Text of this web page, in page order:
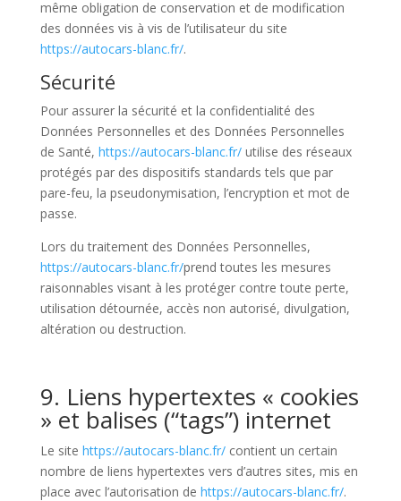
même obligation de conservation et de modification
des données vis à vis de l’utilisateur du site
https://autocars-blanc.fr/.
Sécurité
Pour assurer la sécurité et la confidentialité des
Données Personnelles et des Données Personnelles
de Santé, https://autocars-blanc.fr/utilise des réseaux
protégés par des dispositifs standards tels que par
pare-feu, la pseudonymisation, l’encryption et mot de
passe.
Lors du traitement des Données Personnelles,
https://autocars-blanc.fr/prend toutes les mesures
raisonnables visant à les protéger contre toute perte,
utilisation détournée, accès non autorisé, divulgation,
altération ou destruction.
9. Liens hypertextes « cookies
» et balises (“tags”) internet
Le site https://autocars-blanc.fr/contient un certain
nombre de liens hypertextes vers d’autres sites, mis en
place avec l’autorisation de https://autocars-blanc.fr/.